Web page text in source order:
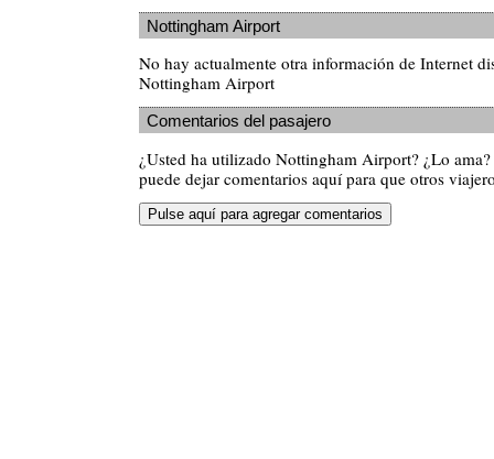
Nottingham Airport
No hay actualmente otra información de Internet
Nottingham Airport
Comentarios del pasajero
¿Usted ha utilizado Nottingham Airport? ¿Lo
puede dejar comentarios aquí para que otros